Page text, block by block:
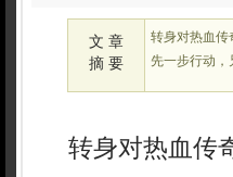
02:09
文 章
摘 要
转身对热血传
先一步行动
转身对热血传